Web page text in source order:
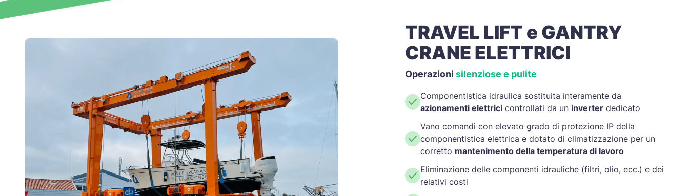
TRAVEL LIFT e GANTRY
CRANE ELETTRICI
Operazioni silenziose e pulite
Componentistica idraulica sostituita interamente da
azionamenti elettrici controllati da un inverter dedicato
Vano comandi con elevato grado di protezione IP della
componentistica elettrica e dotato di climatizzazione per un
corretto mantenimento della temperatura di lavoro
Eliminazione delle componenti idrauliche (filtri, olio, ecc.) e dei
relativi costi